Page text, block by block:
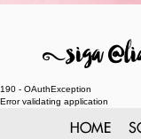
8siga
190 - OAuthException
Error validating application
HOME